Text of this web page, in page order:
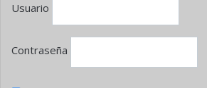
Usuario
Contraseña